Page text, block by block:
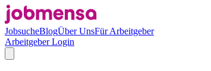
JobsucheBlogÜber UnsFür Arbeitgeber
Arbeitgeber Login